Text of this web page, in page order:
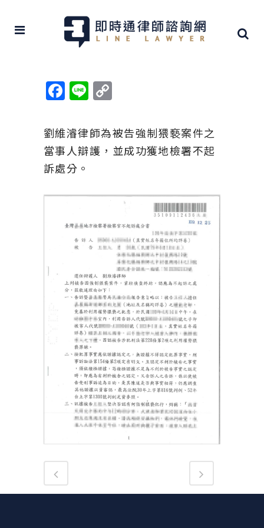
Facebook
Line
劉維濬律師為被告強制猥褻案件之
當事人辯護，並成功獲地檢署不起
訴處分。